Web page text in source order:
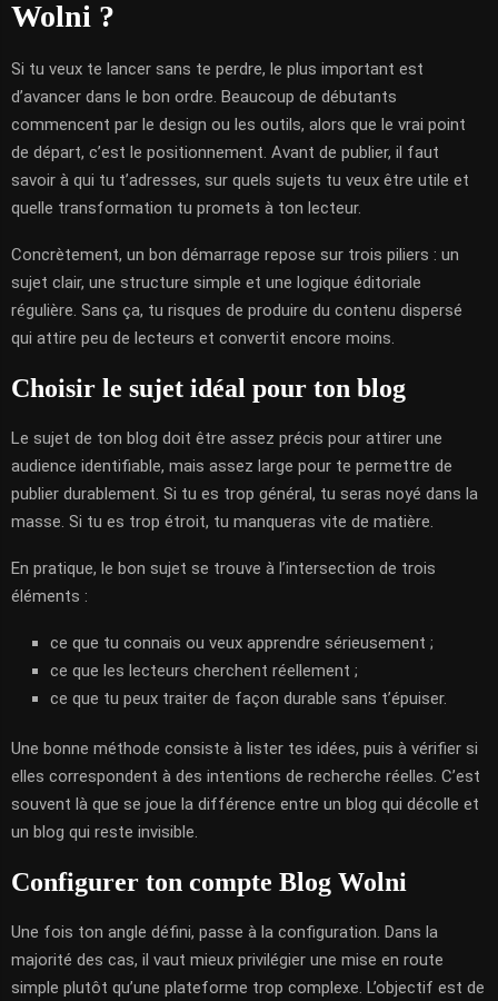
Wolni ?
Si tu veux te lancer sans te perdre, le plus important est
d’avancer dans le bon ordre. Beaucoup de débutants
commencent par le design ou les outils, alors que le vrai point
de départ, c’est le positionnement. Avant de publier, il faut
savoir à qui tu t’adresses, sur quels sujets tu veux être utile et
quelle transformation tu promets à ton lecteur.
Concrètement, un bon démarrage repose sur trois piliers : un
sujet clair, une structure simple et une logique éditoriale
régulière. Sans ça, tu risques de produire du contenu dispersé
qui attire peu de lecteurs et convertit encore moins.
Choisir le sujet idéal pour ton blog
Le sujet de ton blog doit être assez précis pour attirer une
audience identifiable, mais assez large pour te permettre de
publier durablement. Si tu es trop général, tu seras noyé dans la
masse. Si tu es trop étroit, tu manqueras vite de matière.
En pratique, le bon sujet se trouve à l’intersection de trois
éléments :
ce que tu connais ou veux apprendre sérieusement ;
ce que les lecteurs cherchent réellement ;
ce que tu peux traiter de façon durable sans t’épuiser.
Une bonne méthode consiste à lister tes idées, puis à vérifier si
elles correspondent à des intentions de recherche réelles. C’est
souvent là que se joue la différence entre un blog qui décolle et
un blog qui reste invisible.
Configurer ton compte Blog Wolni
Une fois ton angle défini, passe à la configuration. Dans la
majorité des cas, il vaut mieux privilégier une mise en route
simple plutôt qu’une plateforme trop complexe. L’objectif est de